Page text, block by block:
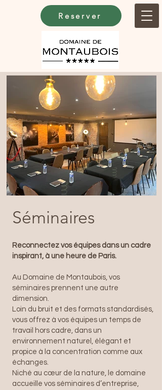
Reserver
Séminaires
Reconnectez vos équipes dans un cadre
inspirant, à une heure de Paris.
Au Domaine de Montaubois, vos
séminaires prennent une autre
dimension.
Loin du bruit et des formats standardisés,
vous offrez à vos équipes un temps de
travail hors cadre, dans un
environnement naturel, élégant et
propice à la concentration comme aux
échanges.
Niché au cœur de la nature, le domaine
accueille vos séminaires d’entreprise,